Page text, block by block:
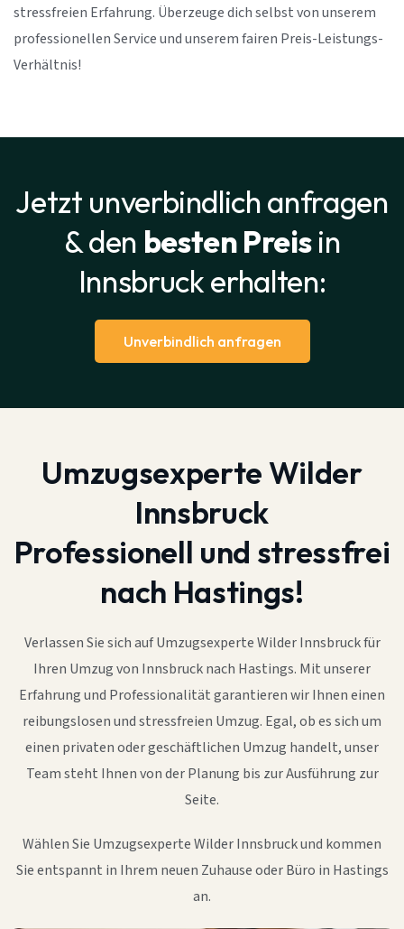
stressfreien Erfahrung. Überzeuge dich selbst von unserem
professionellen Service und unserem fairen Preis-Leistungs-
Verhältnis!
Jetzt unverbindlich anfragen
& den besten Preisin
Innsbruck erhalten:
Unverbindlich anfragen
Umzugsexperte Wilder
Innsbruck
Professionell und stressfrei
nach Hastings!
Verlassen Sie sich auf Umzugsexperte Wilder Innsbruck für
Ihren Umzug von Innsbruck nach Hastings. Mit unserer
Erfahrung und Professionalität garantieren wir Ihnen einen
reibungslosen und stressfreien Umzug. Egal, ob es sich um
einen privaten oder geschäftlichen Umzug handelt, unser
Team steht Ihnen von der Planung bis zur Ausführung zur
Seite.
Wählen Sie Umzugsexperte Wilder Innsbruck und kommen
Sie entspannt in Ihrem neuen Zuhause oder Büro in Hastings
an.